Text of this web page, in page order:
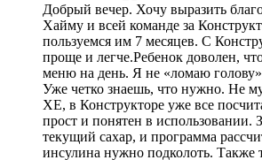
Добрый вечер. Хочу выразить
Хайму и всей команде за
пользуемся им 7 месяцев. С
проще и легче.Ребенок доволен,
меню на день. Я не «ломаю
Уже четко знаешь, что нужно. Не
ХЕ, в Конструкторе уже все
прост и понятен в использовании.
текущий сахар, и программа
инсулина нужно подколоть. Также